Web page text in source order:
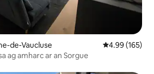
de-Vaucluse Meánrátáil
4.99 (165)
ag amharc ar an Sorgue